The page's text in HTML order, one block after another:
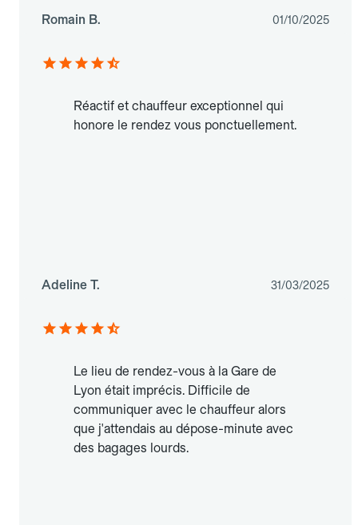
Romain B. 01/10/2025
Réactif et chauffeur exceptionnel qui
honore le rendez vous ponctuellement.
Adeline T. 31/03/2025
Le lieu de rendez-vous à la Gare de
Lyon était imprécis. Difficile de
communiquer avec le chauffeur alors
que j'attendais au dépose-minute avec
des bagages lourds.